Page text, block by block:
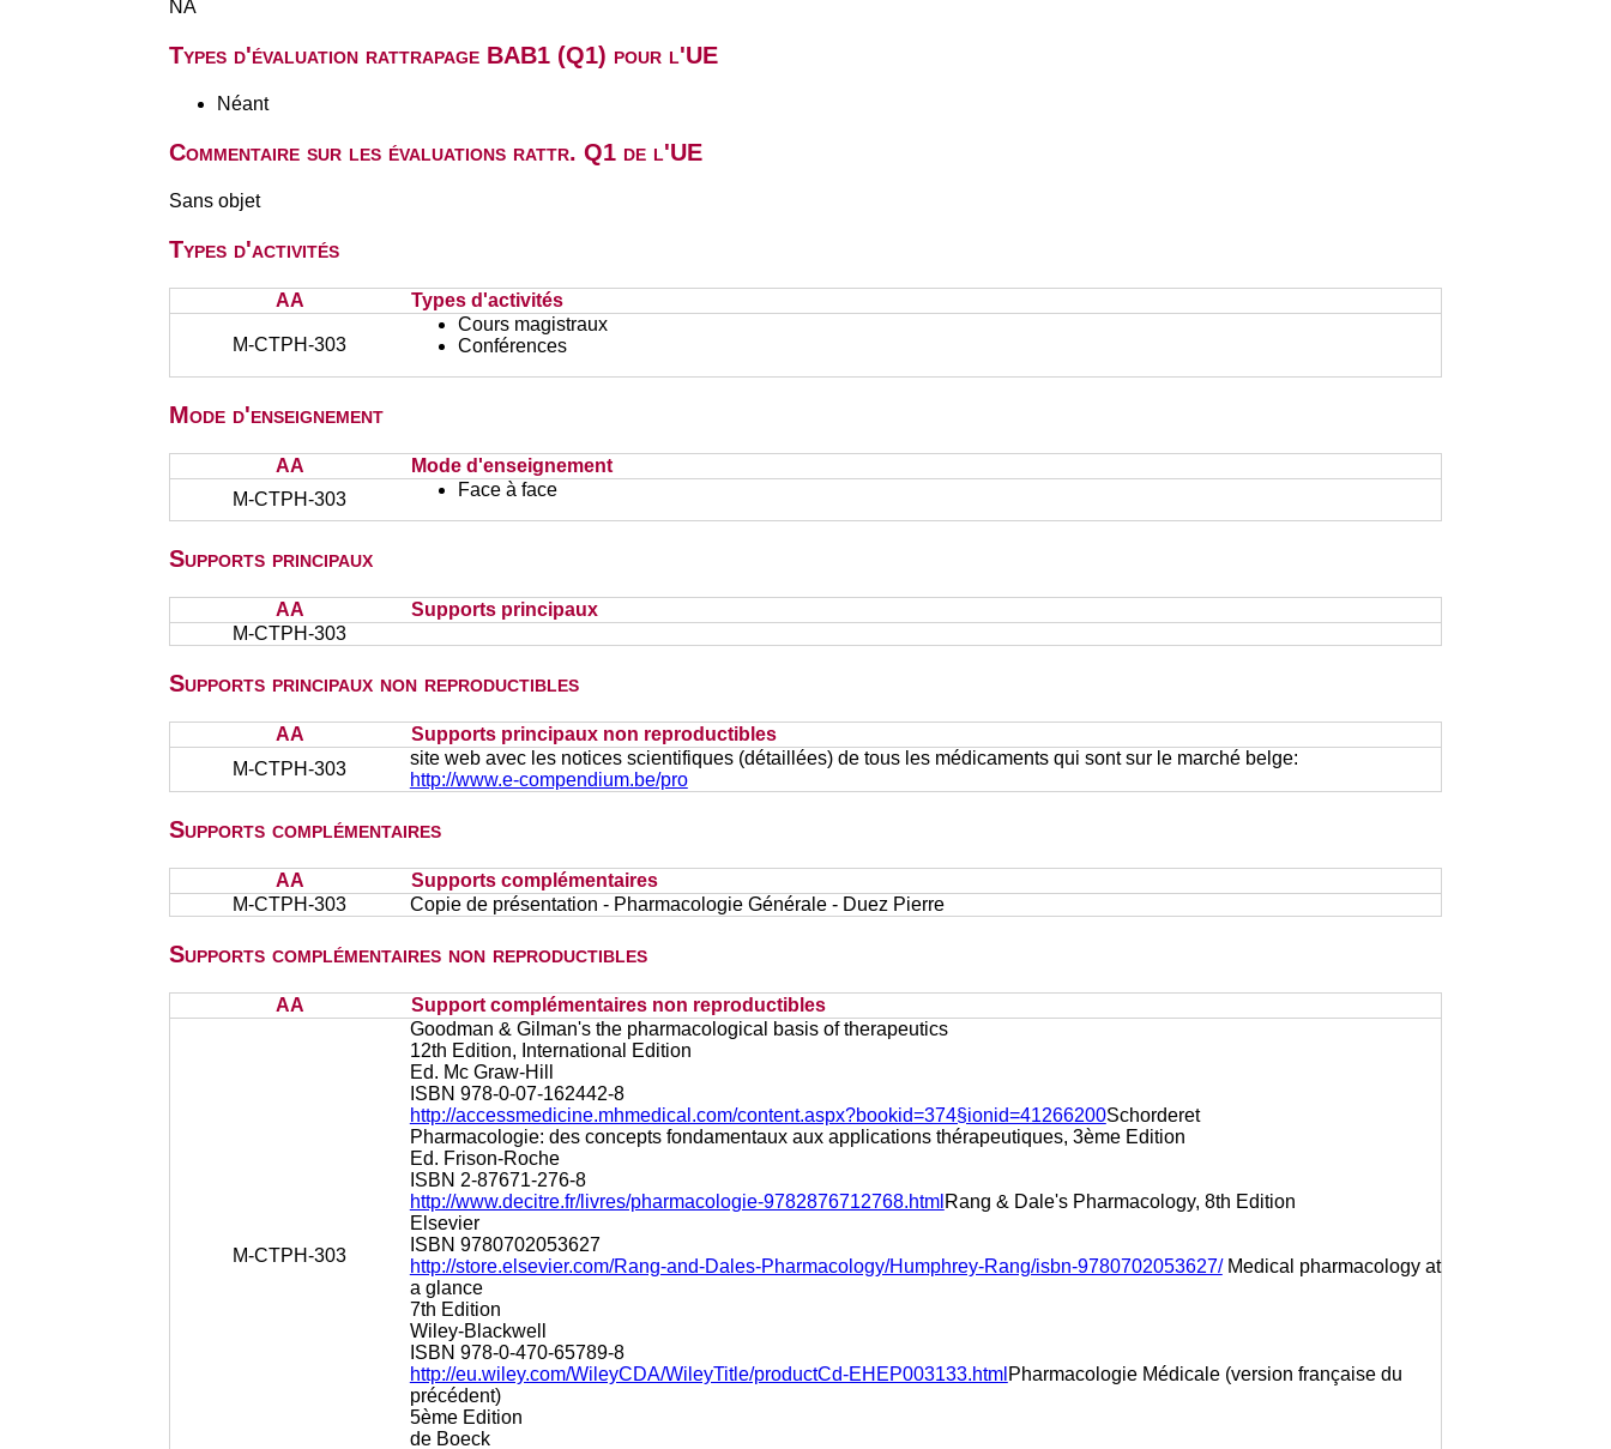
NA
Types d'évaluation rattrapage BAB1 (Q1) pour l'UE
Néant
Commentaire sur les évaluations rattr. Q1 de l'UE
Sans objet
Types d'activités
AA Types d'activités
M-CTPH-303
Cours magistraux
Conférences
Mode d'enseignement
AA
Mode d'enseignement
M-CTPH-303
Face à face
Supports principaux
AA
Supports principaux
M-CTPH-303
Supports principaux non reproductibles
AA
Supports principaux non reproductibles
M-CTPH-303
site web avec les notices scientifiques (détaillées) de tous les médicaments qui sont sur le marché belge:
http://www.e-compendium.be/pro
Supports complémentaires
AA
Supports complémentaires
M-CTPH-303
Copie de présentation - Pharmacologie Générale - Duez Pierre
Supports complémentaires non reproductibles
AA Support complémentaires non reproductibles
M-CTPH-303
Goodman & Gilman's the pharmacological basis of therapeutics
12th Edition, International Edition
Ed. Mc Graw-Hill
ISBN 978-0-07-162442-8
http://accessmedicine.mhmedical.com/content.aspx?bookid=374§ionid=41266200Schorderet
Pharmacologie: des concepts fondamentaux aux applications thérapeutiques, 3ème Edition
Ed. Frison-Roche
ISBN 2-87671-276-8
http://www.decitre.fr/livres/pharmacologie-9782876712768.html Rang & Dale's Pharmacology, 8th Edition
Elsevier
ISBN 9780702053627
http://store.elsevier.com/Rang-and-Dales-Pharmacology/Humphrey-Rang/isbn-9780702053627/Medical pharmacology at
a glance
7th Edition
Wiley-Blackwell
ISBN 978-0-470-65789-8
http://eu.wiley.com/WileyCDA/WileyTitle/productCd-EHEP003133.html Pharmacologie Médicale (version française du
précédent)
5ème Edition
de Boeck